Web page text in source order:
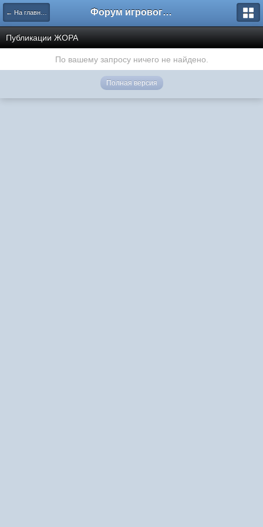
← На главную Форум игрового проекта Riverrise
Публикации ЖОРА
По вашему запросу ничего не найдено.
Полная версия